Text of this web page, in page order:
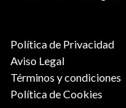
Política de Privacidad
Aviso Legal
Términos y condiciones
Política de Cookies